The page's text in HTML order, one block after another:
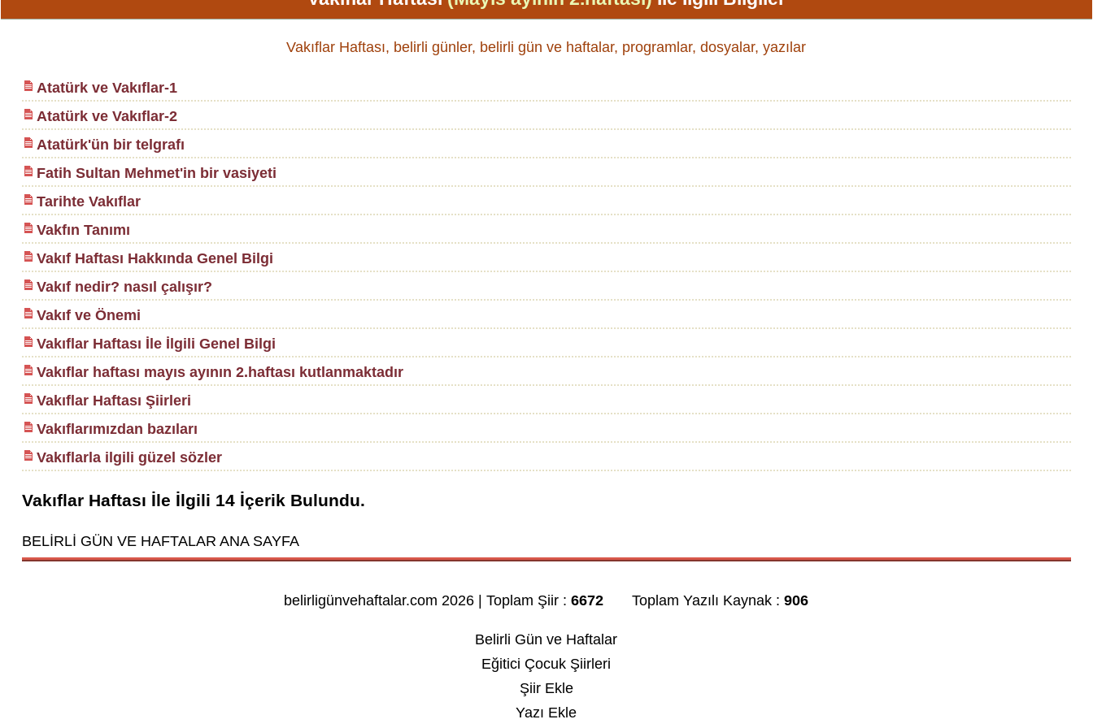
Vakıflar Haftası, belirli günler, belirli gün ve haftalar, programlar, dosyalar, yazılar
Atatürk ve Vakıflar-1
Atatürk ve Vakıflar-2
Atatürk'ün bir telgrafı
Fatih Sultan Mehmet'in bir vasiyeti
Tarihte Vakıflar
Vakfın Tanımı
Vakıf Haftası Hakkında Genel Bilgi
Vakıf nedir? nasıl çalışır?
Vakıf ve Önemi
Vakıflar Haftası İle İlgili Genel Bilgi
Vakıflar haftası mayıs ayının 2.haftası kutlanmaktadır
Vakıflar Haftası Şiirleri
Vakıflarımızdan bazıları
Vakıflarla ilgili güzel sözler
Vakıflar Haftası İle İlgili 14İçerik Bulundu.
BELİRLİ GÜN VE HAFTALAR ANA SAYFA
belirligünvehaftalar.com 2026 | Toplam Şiir :6672 Toplam Yazılı Kaynak :906
Belirli Gün ve Haftalar
Eğitici Çocuk Şiirleri
Şiir Ekle
Yazı Ekle